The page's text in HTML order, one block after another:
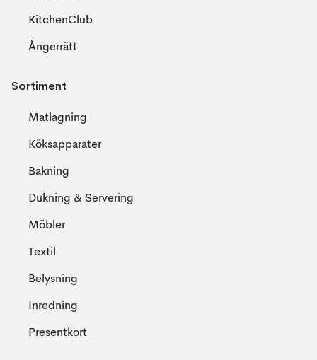
KitchenClub
Ångerrätt
Sortiment
Matlagning
Köksapparater
Bakning
Dukning & Servering
Möbler
Textil
Belysning
Inredning
Presentkort